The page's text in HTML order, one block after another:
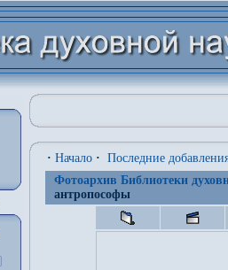
· Начало · Последние
Фотоархив Библиотеки
антропософы